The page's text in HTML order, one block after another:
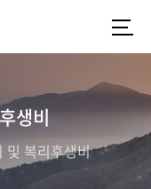
생비
및 복리후생비